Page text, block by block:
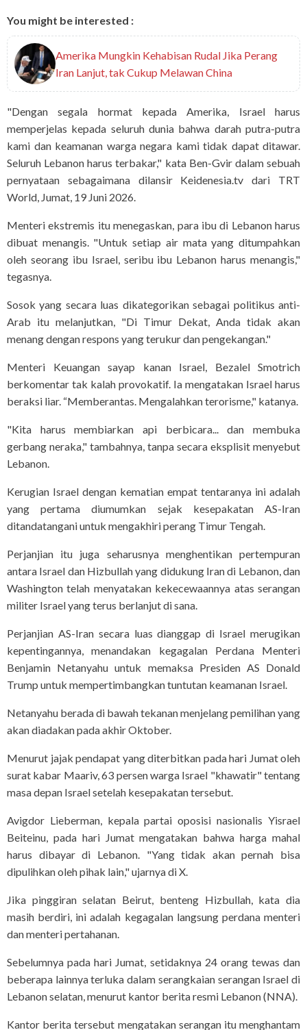
You might be interested :
Amerika Mungkin Kehabisan Rudal Jika Perang
Iran Lanjut, tak Cukup Melawan China
"Dengan segala hormat kepada Amerika, Israel harus
memperjelas kepada seluruh dunia bahwa darah putra-putra
kami dan keamanan warga negara kami tidak dapat ditawar.
Seluruh Lebanon harus terbakar," kata Ben-Gvir dalam sebuah
pernyataan sebagaimana dilansir Keidenesia.tv dari TRT
World, Jumat, 19 Juni 2026.
Menteri ekstremis itu menegaskan, para ibu di Lebanon harus
dibuat menangis. "Untuk setiap air mata yang ditumpahkan
oleh seorang ibu Israel, seribu ibu Lebanon harus menangis,"
tegasnya.
Sosok yang secara luas dikategorikan sebagai politikus anti-
Arab itu melanjutkan, "Di Timur Dekat, Anda tidak akan
menang dengan respons yang terukur dan pengekangan."
Menteri Keuangan sayap kanan Israel, Bezalel Smotrich
berkomentar tak kalah provokatif. Ia mengatakan Israel harus
beraksi liar. “Memberantas. Mengalahkan terorisme," katanya.
"Kita harus membiarkan api berbicara... dan membuka
gerbang neraka," tambahnya, tanpa secara eksplisit menyebut
Lebanon.
Kerugian Israel dengan kematian empat tentaranya ini adalah
yang pertama diumumkan sejak kesepakatan AS-Iran
ditandatangani untuk mengakhiri perang Timur Tengah.
Perjanjian itu juga seharusnya menghentikan pertempuran
antara Israel dan Hizbullah yang didukung Iran di Lebanon, dan
Washington telah menyatakan kekecewaannya atas serangan
militer Israel yang terus berlanjut di sana.
Perjanjian AS-Iran secara luas dianggap di Israel merugikan
kepentingannya, menandakan kegagalan Perdana Menteri
Benjamin Netanyahu untuk memaksa Presiden AS Donald
Trump untuk mempertimbangkan tuntutan keamanan Israel.
Netanyahu berada di bawah tekanan menjelang pemilihan yang
akan diadakan pada akhir Oktober.
Menurut jajak pendapat yang diterbitkan pada hari Jumat oleh
surat kabar Maariv, 63 persen warga Israel "khawatir" tentang
masa depan Israel setelah kesepakatan tersebut.
Avigdor Lieberman, kepala partai oposisi nasionalis Yisrael
Beiteinu, pada hari Jumat mengatakan bahwa harga mahal
harus dibayar di Lebanon. "Yang tidak akan pernah bisa
dipulihkan oleh pihak lain," ujarnya di X.
Jika pinggiran selatan Beirut, benteng Hizbullah, kata dia
masih berdiri, ini adalah kegagalan langsung perdana menteri
dan menteri pertahanan.
Sebelumnya pada hari Jumat, setidaknya 24 orang tewas dan
beberapa lainnya terluka dalam serangkaian serangan Israel di
Lebanon selatan, menurut kantor berita resmi Lebanon (NNA).
Kantor berita tersebut mengatakan serangan itu menghantam